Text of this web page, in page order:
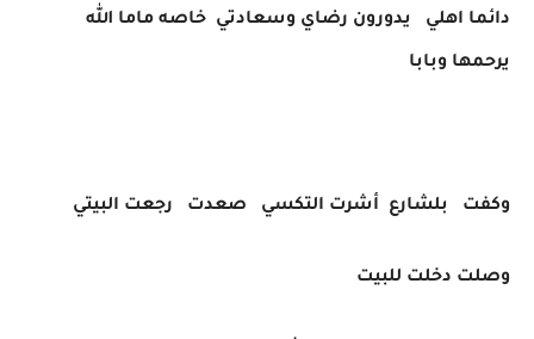
دائما اهلي يدورون رضاي وسعادتي خاصه ماما الله
يرحمها وبابا
وكفت بلشارع أشرت التكسي صعدت رجعت البيتي
وصلت دخلت للبيت